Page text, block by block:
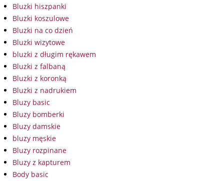
Bluzki hiszpanki
Bluzki koszulowe
Bluzki na co dzień
Bluzki wizytowe
bluzki z długim rękawem
Bluzki z falbaną
Bluzki z koronką
Bluzki z nadrukiem
Bluzy basic
Bluzy bomberki
Bluzy damskie
bluzy męskie
Bluzy rozpinane
Bluzy z kapturem
Body basic